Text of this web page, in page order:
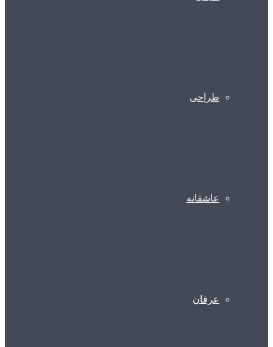
طراحی
عاشقانه
عرفان